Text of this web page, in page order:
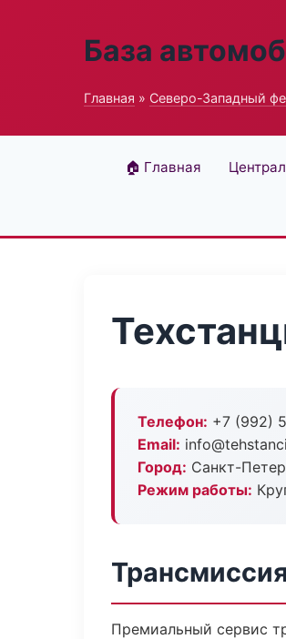
База
Главная » Северо-Западный
🏠 Главная
Телефон: +7 (992)
Email:
Город: Санкт-
Режим работы:
Премиальный сервис